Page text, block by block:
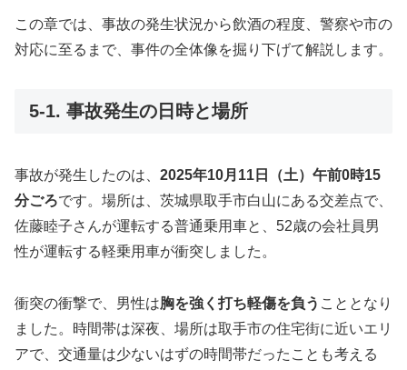
この章では、事故の発生状況から飲酒の程度、警察や市の
対応に至るまで、事件の全体像を掘り下げて解説します。
5-1. 事故発生の日時と場所
事故が発生したのは、 2025年10月11日（土）午前0時15
分ごろです。場所は、茨城県取手市白山にある交差点で、
佐藤睦子さんが運転する普通乗用車と、52歳の会社員男
性が運転する軽乗用車が衝突しました。
衝突の衝撃で、男性は胸を強く打ち軽傷を負う こととなり
ました。時間帯は深夜、場所は取手市の住宅街に近いエリ
アで、交通量は少ないはずの時間帯だったことも考える